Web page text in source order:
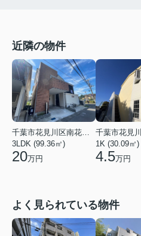
近隣の物件
3LDK (99.36㎡)
20万円
1K (30.09㎡)
4.5万円
よく見られている物件